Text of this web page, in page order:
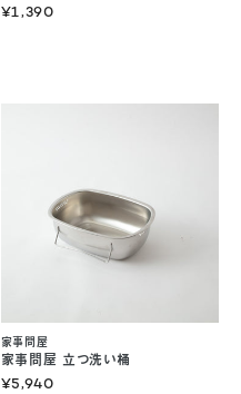
¥1,390
家事問屋 立つ洗い桶
家事問屋
¥5,940